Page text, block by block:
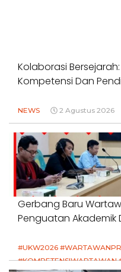
Kolaborasi
Kompetensi Dan
NEWS 2 Agustus 2026
Gerbang Baru
Penguatan Akademik
#UKW2026
#KOMPETENSIWARTAWAN